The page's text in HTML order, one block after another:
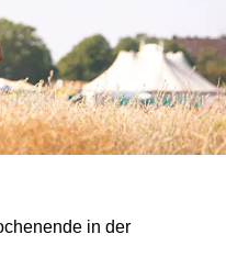
in der